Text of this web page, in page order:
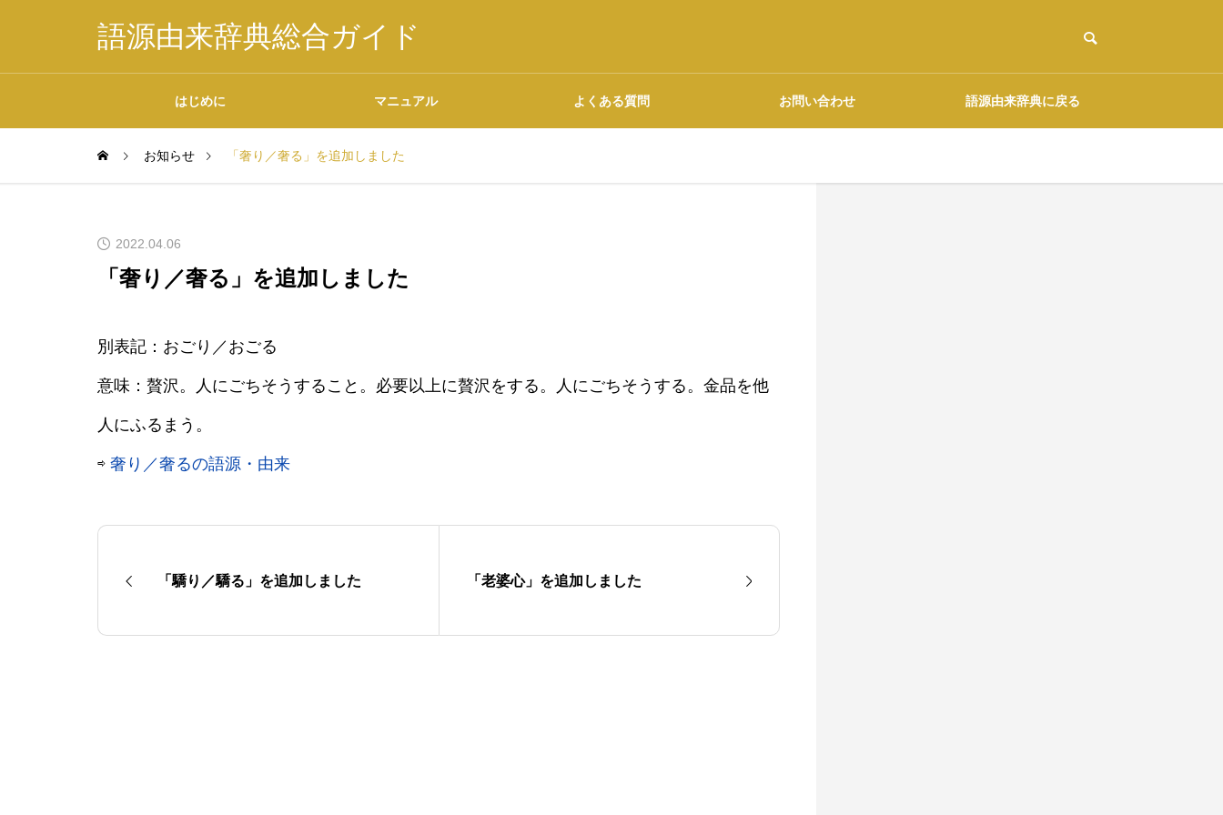
語源由来辞典総合ガイド
はじめに マニュアル よくある質問 お問い合わせ 語源由来辞典に戻る
いて
お知らせ 「奢り／奢る」を追加しました
2022.04.06
「奢り／奢る」を追加しました
別表記：おごり／おごる
意味：贅沢。人にごちそうすること。必要以上に贅沢をする。人にごちそうする。金品を他
人にふるまう。
⇨ 奢り／奢るの語源・由来
「驕り／驕る」を追加しました 「老婆心」を追加しました